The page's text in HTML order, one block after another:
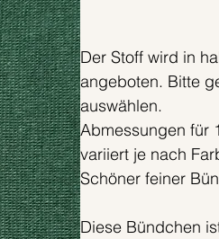
Der Stoff wird in
angeboten. Bitte
auswählen.
Abmessungen für
variiert je nach
Schöner feiner
Diese Bündchen